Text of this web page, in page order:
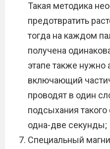
Такая методика
предотвратить
тогда на каждом
получена
этапе также нужно
включающий
проводят в один
подсыхания
одна-две секунды;
Специальный